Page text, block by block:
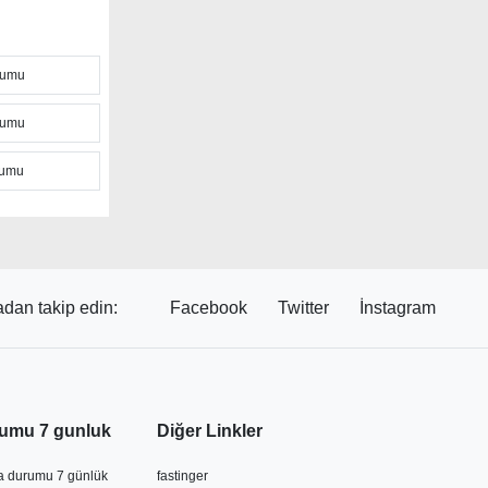
gibi
uyarı
değişerek
takip edin: Facebook Twitter İnstagram
7 gunluk
durumu 7 günlük
Diğer Linkler
fastinger